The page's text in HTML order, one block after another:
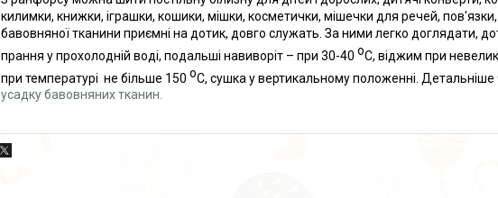
килимки, книжки, іграшки, кошики, мішки, косметички, мішечки для речей, пов'язки,
бавовняної тканини приємні на дотик, довго служать. За ними легко доглядати,
прання у прохолодній воді, подальші навиворіт – при 30-40 оС, віджим при
при температурі не більше 150 оС, сушка у вертикальному положенні. Детальніше
усадку бавовняних тканин.